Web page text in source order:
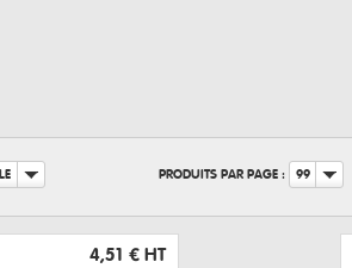
PRODUITS PAR PAGE : 99
4,51 € HT